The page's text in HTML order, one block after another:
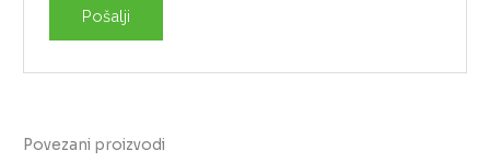
Povezani proizvodi